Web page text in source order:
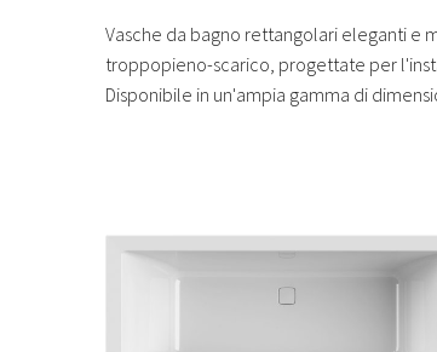
Vasche da bagno rettangolari eleganti e
troppopieno-scarico, progettate per
Disponibile in un'ampia gamma di